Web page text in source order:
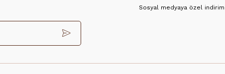
Sosyal medyaya özel